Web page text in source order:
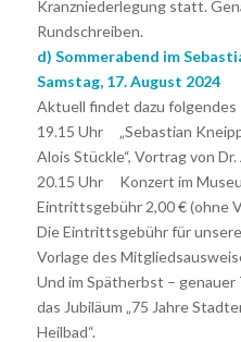
Kranzniederlegung statt.
Rundschreiben.
d) Sommerabend im
Samstag, 17. August 2024
Aktuell findet dazu
19.15 Uhr „Sebastian
Alois Stückle“, Vortrag von
20.15 Uhr Konzert im
Eintrittsgebühr 2,00 € (ohne
Die Eintrittsgebühr für
Vorlage des
Und im Spätherbst –
das Jubiläum „75 Jahre
Heilbad“.